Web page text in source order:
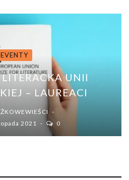
EVENTY
UNII
– LAUREACI
2021
0